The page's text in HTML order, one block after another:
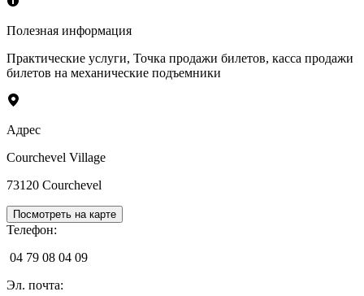
Полезная информация
Практические услуги, Точка продажи билетов, касса продажи
билетов на механические подъемники
Адрес
Courchevel Village
73120 Courchevel
Посмотреть на карте
Телефон:
04 79 08 04 09
Эл. почта: